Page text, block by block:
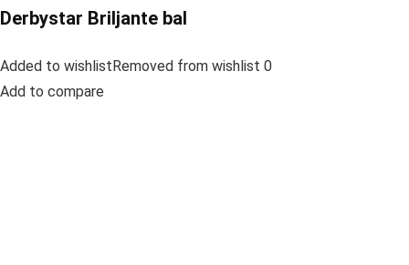
Derbystar Briljante bal
Added to wishlistRemoved from wishlist 0
Add to compare